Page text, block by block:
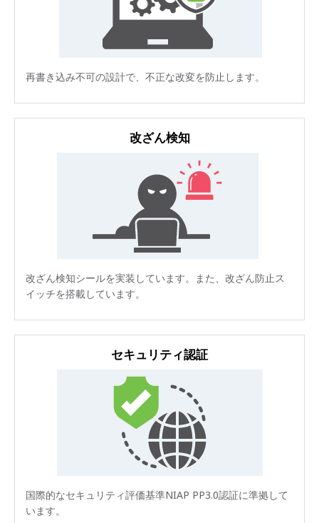
再書き込み不可の設計で、不正な改変を防止します。
改ざん検知
改ざん検知シールを実装しています。また、改ざん防止ス
イッチを搭載しています。
セキュリティ認証
国際的なセキュリティ評価基準NIAP PP3.0認証に準拠して
います。